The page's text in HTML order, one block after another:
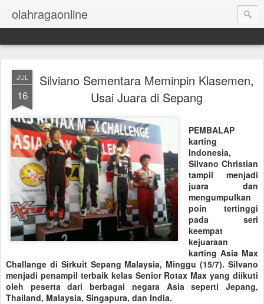
olahragaonline
JUL
16
Silviano Sementara Meminpin Klasemen,
Usai Juara di Sepang
PEMBALAP
karting
Indonesia,
Silvano Christian
tampil menjadi
juara dan
mengumpulkan
poin tertinggi
pada seri
keempat
kejuaraan
karting Asia Max
Challange di Sirkuit Sepang Malaysia, Minggu (15/7). Silvano
menjadi penampil terbaik kelas Senior Rotax Max yang diikuti
oleh peserta dari berbagai negara Asia seperti Jepang,
Thailand, Malaysia, Singapura, dan India.